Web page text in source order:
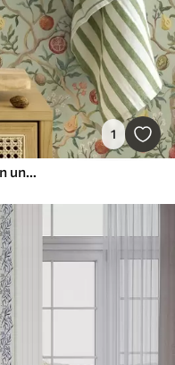
1
Tapeten Granatapfelfrüchte, Birnen und Blumen auf einem blassgrünen Hintergrund